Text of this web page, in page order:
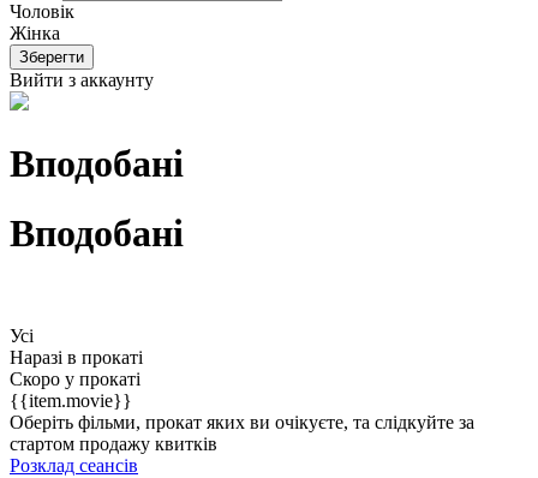
Чоловік
Жінка
Зберегти
Вийти з аккаунту
Вподобані
Вподобані
Усі
Наразі в прокаті
Скоро у прокаті
{{item.movie}}
Оберіть фільми, прокат яких ви очікуєте, та слідкуйте за
стартом продажу квитків
Розклад сеансів